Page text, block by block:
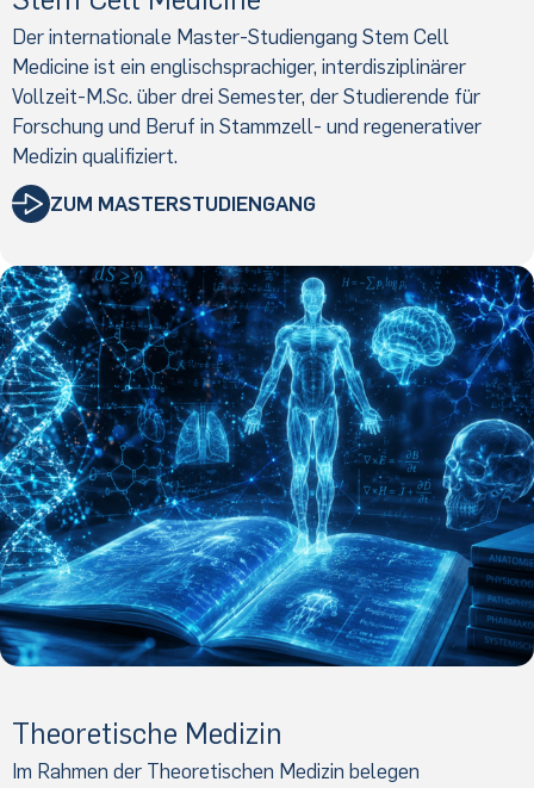
Der internationale Master-Studiengang Stem Cell
Medicine ist ein englischsprachiger, interdisziplinärer
Vollzeit-M.Sc. über drei Semester, der Studierende für
Forschung und Beruf in Stammzell- und regenerativer
Medizin qualifiziert.
ZUM MASTERSTUDIENGANG
Theoretische Medizin
Im Rahmen der Theoretischen Medizin belegen